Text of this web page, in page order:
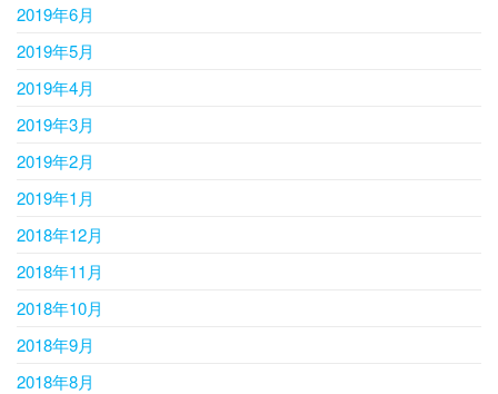
2019年6月
2019年5月
2019年4月
2019年3月
2019年2月
2019年1月
2018年12月
2018年11月
2018年10月
2018年9月
2018年8月